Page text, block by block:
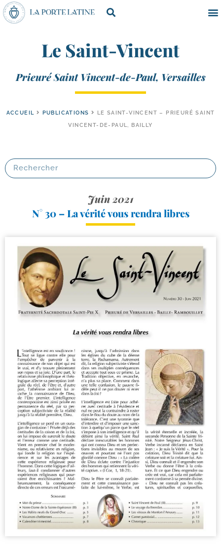
Le Saint-Vincent
Prieuré Saint Vincent-de-Paul, Versailles
ACCUEIL PUBLICATIONS
LE SAINT-VINCENT – PRIEURÉ SAINT
VINCENT-DE-PAUL, BAILLY
Juin 2021
N° 30 – La vérité vous rendra libres